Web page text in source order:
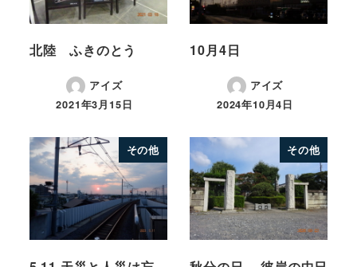
北陸 ふきのとう
アイズ
2021年3月15日
10月4日
アイズ
2024年10月4日
その他 その他